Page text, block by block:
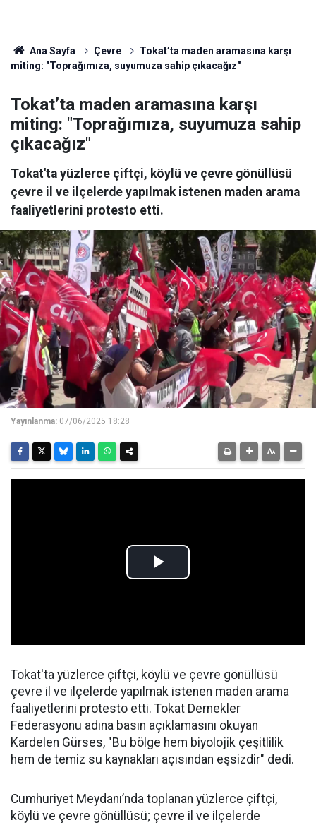
Ana Sayfa Çevre
Tokat’ta maden aramasına karşı
miting: "Toprağımıza, suyumuza sahip çıkacağız"
Tokat’ta maden aramasına karşı
miting: "Toprağımıza, suyumuza sahip
çıkacağız"
Tokat'ta yüzlerce çiftçi, köylü ve çevre gönüllüsü
çevre il ve ilçelerde yapılmak istenen maden arama
faaliyetlerini protesto etti.
Yayınlanma: 07/06/2025 18:28
Tokat'ta yüzlerce çiftçi, köylü ve çevre gönüllüsü
çevre il ve ilçelerde yapılmak istenen maden arama
faaliyetlerini protesto etti. Tokat Dernekler
Federasyonu adına basın açıklamasını okuyan
Kardelen Gürses, "Bu bölge hem biyolojik çeşitlilik
hem de temiz su kaynakları açısından eşsizdir" dedi.
Cumhuriyet Meydanı’nda toplanan yüzlerce çiftçi,
köylü ve çevre gönüllüsü; çevre il ve ilçelerde